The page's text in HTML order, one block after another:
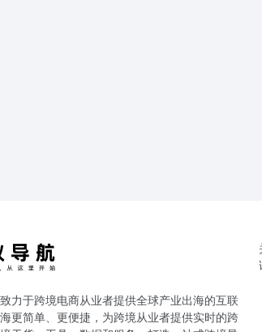
力于跨境电商从业者提供全球产业出海的互联
更简单、更便捷，为跨境从业者提供实时的跨